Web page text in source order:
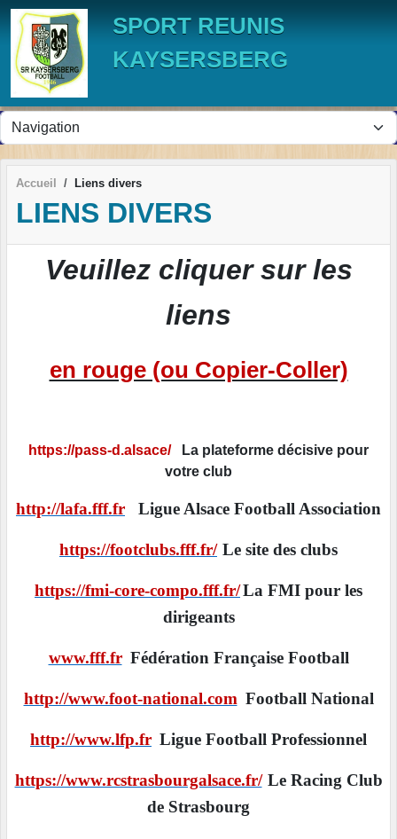
SPORT REUNIS
KAYSERSBERG
Accueil Liens divers
LIENS DIVERS
Veuillez cliquer sur les
liens
en rouge (ou Copier-Coller)
https://pass-d.alsace/
La plateforme décisive pour
votre club
http://lafa.fff.fr Ligue Alsace Football Association
https://footclubs.fff.fr/ Le site des clubs
https://fmi-core-compo.fff.fr/La FMI pour les
dirigeants
www.fff.fr Fédération Française Football
http://www.foot-national.com Football National
http://www.lfp.fr Ligue Football Professionnel
https://www.rcstrasbourgalsace.fr/ Le Racing Club
de Strasbourg
Panneau de gestion des cookies